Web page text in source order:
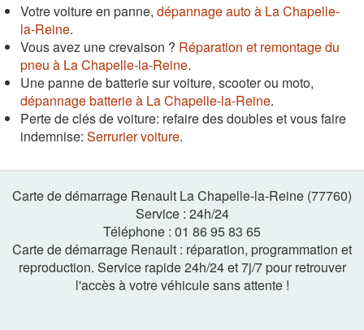
Votre voiture en panne, dépannage auto à La Chapelle-
la-Reine.
Vous avez une crevaison ? Réparation et remontage du
pneu à La Chapelle-la-Reine.
Une panne de batterie sur voiture, scooter ou moto,
dépannage batterie à La Chapelle-la-Reine.
Perte de clés de voiture: refaire des doubles et vous faire
indemnise: Serrurier voiture.
Carte de démarrage Renault La Chapelle-la-Reine (77760)
Service : 24h/24
Téléphone : 01 86 95 83 65
Carte de démarrage Renault : réparation, programmation et
reproduction. Service rapide 24h/24 et 7j/7 pour retrouver
l'accès à votre véhicule sans attente !